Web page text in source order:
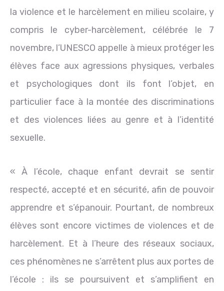
la violence et le harcèlement en milieu scolaire, y
compris le cyber-harcèlement, célébrée le 7
novembre, l’UNESCO appelle à mieux protéger les
élèves face aux agressions physiques, verbales
et psychologiques dont ils font l’objet, en
particulier face à la montée des discriminations
et des violences liées au genre et à l’identité
sexuelle.
« À l’école, chaque enfant devrait se sentir
respecté, accepté et en sécurité, afin de pouvoir
apprendre et s’épanouir. Pourtant, de nombreux
élèves sont encore victimes de violences et de
harcèlement. Et à l’heure des réseaux sociaux,
ces phénomènes ne s’arrêtent plus aux portes de
l’école : ils se poursuivent et s’amplifient en